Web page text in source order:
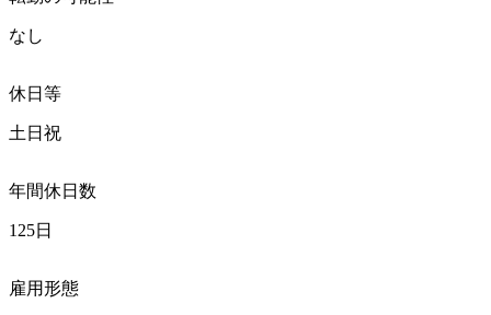
なし
休日等
土日祝
年間休日数
125日
雇用形態